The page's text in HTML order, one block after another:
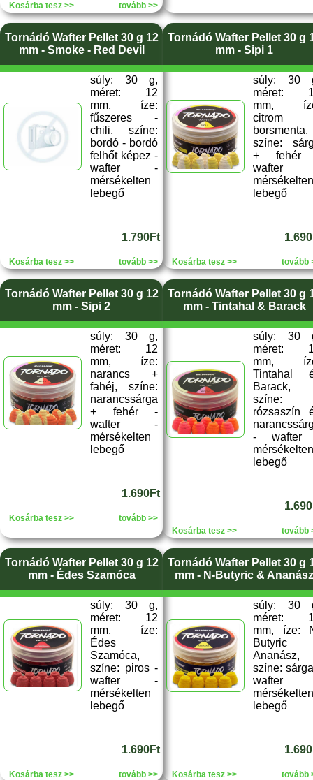
Kosárba tesz >> tovább >>
Tornádó Wafter Pellet 30 g 12
mm - Smoke - Red Devil
súly: 30 g,
méret: 12
mm, íze:
fűszeres -
chili, színe:
bordó - bordó
felhőt képez -
wafter -
mérsékelten
lebegő
1.790Ft
Kosárba tesz >> tovább >>
Tornádó Wafter Pellet 30 g
mm - Sipi 1
súly: 30
méret:
mm,
citrom
borsmenta,
színe:
+ fehér
wafter
mérsékelten
lebegő
Kosárba tesz >> tovább
Tornádó Wafter Pellet 30 g 12
mm - Sipi 2
súly: 30 g,
méret: 12
mm, íze:
narancs +
fahéj, színe:
narancssárga
+ fehér -
wafter -
mérsékelten
lebegő
1.690Ft
Kosárba tesz >> tovább >>
Tornádó Wafter Pellet 30 g
mm - Tintahal & Barack
súly: 30
méret:
mm,
Tintahal
Barack,
színe:
rózsaszín
- wafter
mérsékelten
lebegő
Kosárba tesz >> tovább
Tornádó Wafter Pellet 30 g 12
mm - Édes Szamóca
súly: 30 g,
méret: 12
mm, íze:
Édes
Szamóca,
színe: piros -
wafter -
mérsékelten
lebegő
1.690Ft
Kosárba tesz >> tovább >>
Tornádó Wafter Pellet 30 g
mm - N-Butyric & Ananász
súly: 30
méret:
mm, íze:
Butyric
Ananász,
színe:
wafter
mérsékelten
lebegő
Kosárba tesz >> tovább